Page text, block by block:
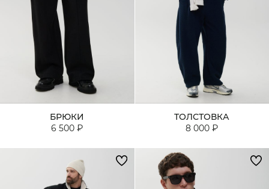
БРЮКИ
6 500 ₽
ТОЛСТОВКА
8 000 ₽